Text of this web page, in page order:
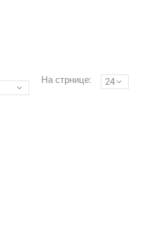
На стрнице: 24